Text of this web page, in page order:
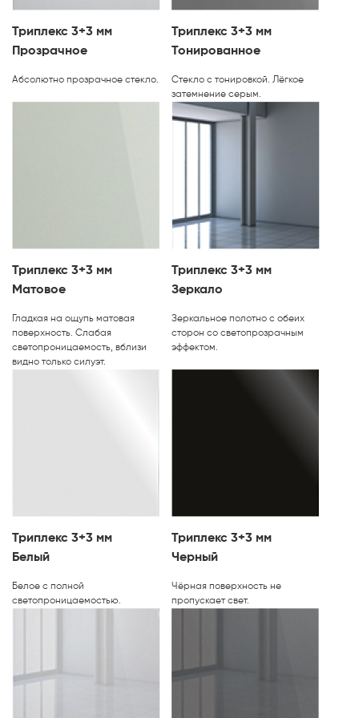
Триплекс 3+3 мм
Прозрачное
Абсолютно прозрачное стекло.
Триплекс 3+3 мм
Тонированное
Стекло с тонировкой. Лёгкое
затемнение серым.
Триплекс 3+3 мм
Матовое
Гладкая на ощупь матовая
поверхность. Слабая
светопроницаемость, вблизи
видно только силуэт.
Триплекс 3+3 мм
Зеркало
Зеркальное полотно с обеих
сторон со светопрозрачным
эффектом.
Триплекс 3+3 мм
Белый
Белое с полной
светопроницаемостью.
Триплекс 3+3 мм
Черный
Чёрная поверхность не
пропускает свет.